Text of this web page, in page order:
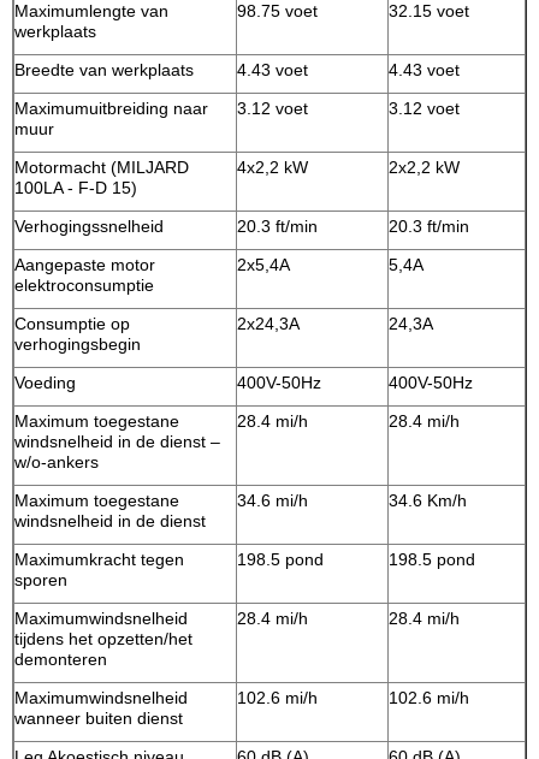
Maximumlengte van
werkplaats
98.75 voet 32.15 voet
Breedte van werkplaats 4.43 voet
4.43 voet
Maximumuitbreiding naar
muur
3.12 voet 3.12 voet
Motormacht (MILJARD
100LA - F-D 15)
4x2,2 kW 2x2,2 kW
Verhogingssnelheid 20.3 ft/min
20.3 ft/min
Aangepaste motor
elektroconsumptie
2x5,4A 5,4A
Consumptie op
verhogingsbegin
2x24,3A 24,3A
Voeding 400V-50Hz
400V-50Hz
Maximum toegestane
windsnelheid in de dienst –
w/o-ankers
28.4 mi/h 28.4 mi/h
Maximum toegestane
windsnelheid in de dienst
34.6 mi/h 34.6 Km/h
Maximumkracht tegen
sporen
198.5 pond 198.5 pond
Maximumwindsnelheid
tijdens het opzetten/het
demonteren
28.4 mi/h 28.4 mi/h
Maximumwindsnelheid
wanneer buiten dienst
102.6 mi/h 102.6 mi/h